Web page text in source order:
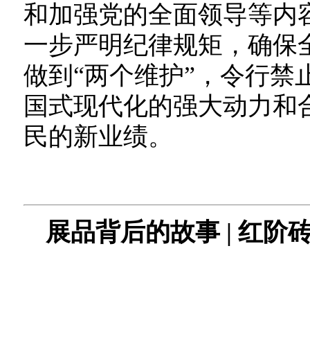
和加强党的全面领导等内
一步严明纪律规矩，确保
做到“两个维护”，令行禁
国式现代化的强大动力
民的新业绩。
展品背后的故事 | 红阶